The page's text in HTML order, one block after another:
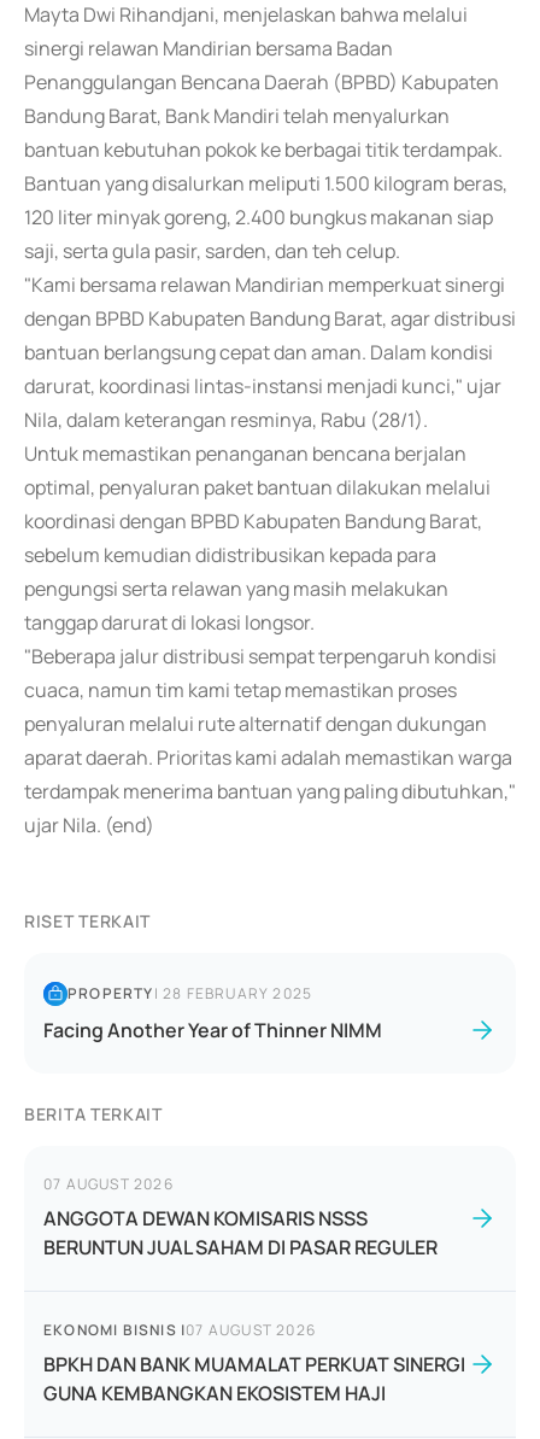
Mayta Dwi Rihandjani, menjelaskan bahwa melalui
sinergi relawan Mandirian bersama Badan
Penanggulangan Bencana Daerah (BPBD) Kabupaten
Bandung Barat, Bank Mandiri telah menyalurkan
bantuan kebutuhan pokok ke berbagai titik terdampak.
Bantuan yang disalurkan meliputi 1.500 kilogram beras,
120 liter minyak goreng, 2.400 bungkus makanan siap
saji, serta gula pasir, sarden, dan teh celup.
"Kami bersama relawan Mandirian memperkuat sinergi
dengan BPBD Kabupaten Bandung Barat, agar distribusi
bantuan berlangsung cepat dan aman. Dalam kondisi
darurat, koordinasi lintas-instansi menjadi kunci," ujar
Nila, dalam keterangan resminya, Rabu (28/1).
Untuk memastikan penanganan bencana berjalan
optimal, penyaluran paket bantuan dilakukan melalui
koordinasi dengan BPBD Kabupaten Bandung Barat,
sebelum kemudian didistribusikan kepada para
pengungsi serta relawan yang masih melakukan
tanggap darurat di lokasi longsor.
"Beberapa jalur distribusi sempat terpengaruh kondisi
cuaca, namun tim kami tetap memastikan proses
penyaluran melalui rute alternatif dengan dukungan
aparat daerah. Prioritas kami adalah memastikan warga
terdampak menerima bantuan yang paling dibutuhkan,"
ujar Nila. (end)
RISET TERKAIT
PROPERTY|28 FEBRUARY 2025
Facing Another Year of Thinner NIMM
BERITA TERKAIT
07 AUGUST 2026
ANGGOTA DEWAN KOMISARIS NSSS
BERUNTUN JUAL SAHAM DI PASAR REGULER
EKONOMI BISNIS |07 AUGUST 2026
BPKH DAN BANK MUAMALAT PERKUAT SINERGI
GUNA KEMBANGKAN EKOSISTEM HAJI